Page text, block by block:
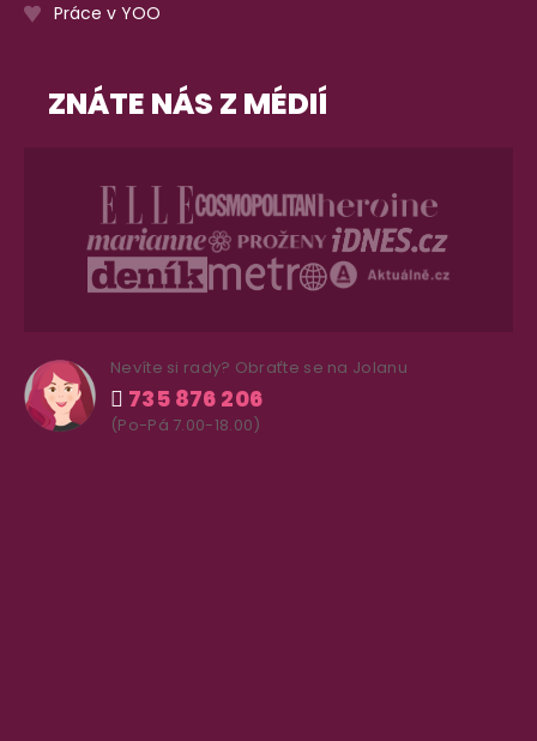
Práce v YOO
ZNÁTE NÁS Z MÉDIÍ
Nevíte si rady? Obraťte se na Jolanu
735 876 206
(Po-Pá 7.00-18.00)